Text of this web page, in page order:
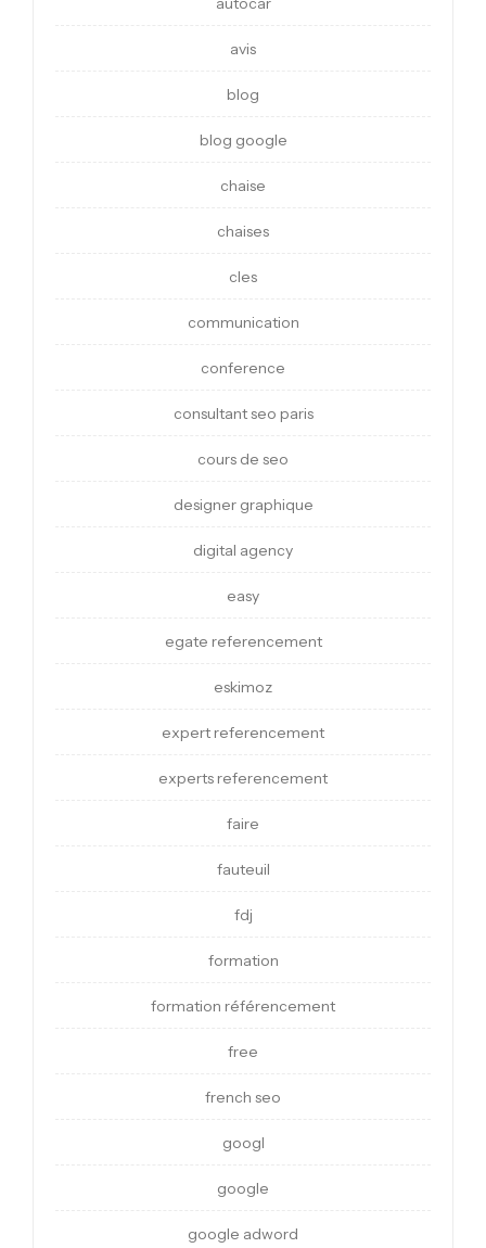
avis
blog
blog google
chaise
chaises
cles
communication
conference
consultant seo paris
cours de seo
designer graphique
digital agency
easy
egate referencement
eskimoz
expert referencement
experts referencement
faire
fauteuil
fdj
formation
formation référencement
free
french seo
googl
google
google adword